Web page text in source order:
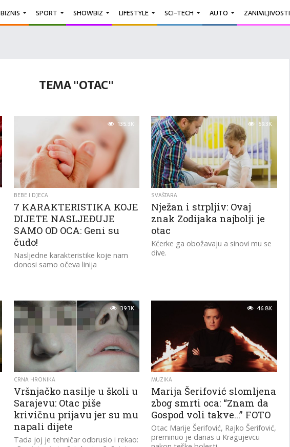
BIZNIS SPORT SHOWBIZ LIFESTYLE SCI-TECH AUTO ZANIMLJIVOSTI
TEMA "OTAC"
135.3K
BEBE I DJECA
7 KARAKTERISTIKA KOJE
DIJETE NASLJEĐUJE
SAMO OD OCA: Geni su
čudo!
Nasljedne karakteristike koje nam
donosi samo očeva linija
59.3K
SVAŠTARA
Nježan i strpljiv: Ovaj
znak Zodijaka najbolji je
otac
Kćerke ga obožavaju a sinovi mu se
dive.
39.3K
CRNA HRONIKA
Vršnjačko nasilje u školi u
Sarajevu: Otac piše
krivičnu prijavu jer su mu
napali dijete
Tada joj je tehničar odbrusio i rekao:
46.8K
MUZIKA
Marija Šerifović slomljena
zbog smrti oca: “Znam da
Gospod voli takve…” FOTO
Otac Marije Šerifović, Rajko Šerifović,
preminuo je danas u Kragujevcu